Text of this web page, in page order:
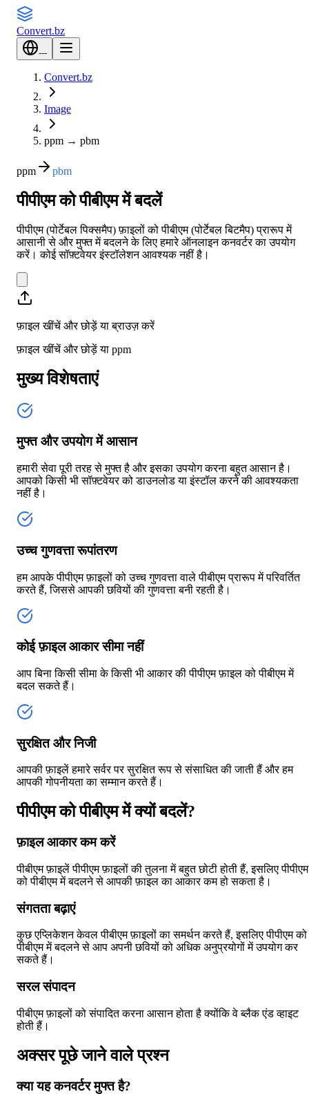
Convert.bz
---
Convert.bz
Image
ppm → pbm
ppm pbm
पीपीएम को पीबीएम में बदलें
पीपीएम (पोर्टेबल पिक्समैप) फ़ाइलों को पीबीएम (पोर्टेबल बिटमैप) प्रारूप में
आसानी से और मुफ्त में बदलने के लिए हमारे ऑनलाइन कनवर्टर का उपयोग
करें। कोई सॉफ़्टवेयर इंस्टॉलेशन आवश्यक नहीं है।
फ़ाइल खींचें और छोड़ें या ब्राउज़ करें
फ़ाइल खींचें और छोड़ें या ppm
मुख्य विशेषताएं
मुफ्त और उपयोग में आसान
हमारी सेवा पूरी तरह से मुफ्त है और इसका उपयोग करना बहुत आसान है।
आपको किसी भी सॉफ़्टवेयर को डाउनलोड या इंस्टॉल करने की आवश्यकता
नहीं है।
उच्च गुणवत्ता रूपांतरण
हम आपके पीपीएम फ़ाइलों को उच्च गुणवत्ता वाले पीबीएम प्रारूप में परिवर्तित
करते हैं, जिससे आपकी छवियों की गुणवत्ता बनी रहती है।
कोई फ़ाइल आकार सीमा नहीं
आप बिना किसी सीमा के किसी भी आकार की पीपीएम फ़ाइल को पीबीएम में
बदल सकते हैं।
सुरक्षित और निजी
आपकी फ़ाइलें हमारे सर्वर पर सुरक्षित रूप से संसाधित की जाती हैं और हम
आपकी गोपनीयता का सम्मान करते हैं।
पीपीएम को पीबीएम में क्यों बदलें?
फ़ाइल आकार कम करें
पीबीएम फ़ाइलें पीपीएम फ़ाइलों की तुलना में बहुत छोटी होती हैं, इसलिए पीपीएम
को पीबीएम में बदलने से आपकी फ़ाइल का आकार कम हो सकता है।
संगतता बढ़ाएं
कुछ एप्लिकेशन केवल पीबीएम फ़ाइलों का समर्थन करते हैं, इसलिए पीपीएम को
पीबीएम में बदलने से आप अपनी छवियों को अधिक अनुप्रयोगों में उपयोग कर
सकते हैं।
सरल संपादन
पीबीएम फ़ाइलों को संपादित करना आसान होता है क्योंकि वे ब्लैक एंड व्हाइट
होती हैं।
अक्सर पूछे जाने वाले प्रश्न
क्या यह कनवर्टर मुफ्त है?